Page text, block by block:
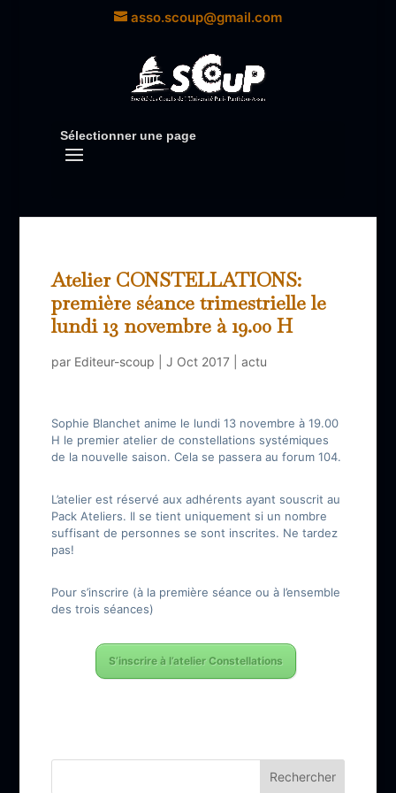
asso.scoup@gmail.com
Sélectionner une page
Atelier CONSTELLATIONS:
première séance trimestrielle le
lundi 13 novembre à 19.00 H
par Editeur-scoup J Oct 2017| actu
Sophie Blanchet anime le lundi 13 novembre à 19.00
H le premier atelier de constellations systémiques
de la nouvelle saison. Cela se passera au forum 104.
L’atelier est réservé aux adhérents ayant souscrit au
Pack Ateliers. Il se tient uniquement si un nombre
suffisant de personnes se sont inscrites. Ne tardez
pas!
Pour s’inscrire (à la première séance ou à l’ensemble
des trois séances)
S’inscrire à l’atelier Constellations